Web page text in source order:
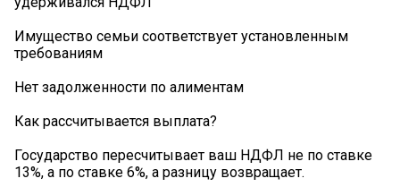
Имущество семьи соответствует установленным
требованиям
Нет задолженности по алиментам
Как рассчитывается выплата?
Государство пересчитывает ваш НДФЛ не по ставке
13%, а по ставке 6%, а разницу возвращает.